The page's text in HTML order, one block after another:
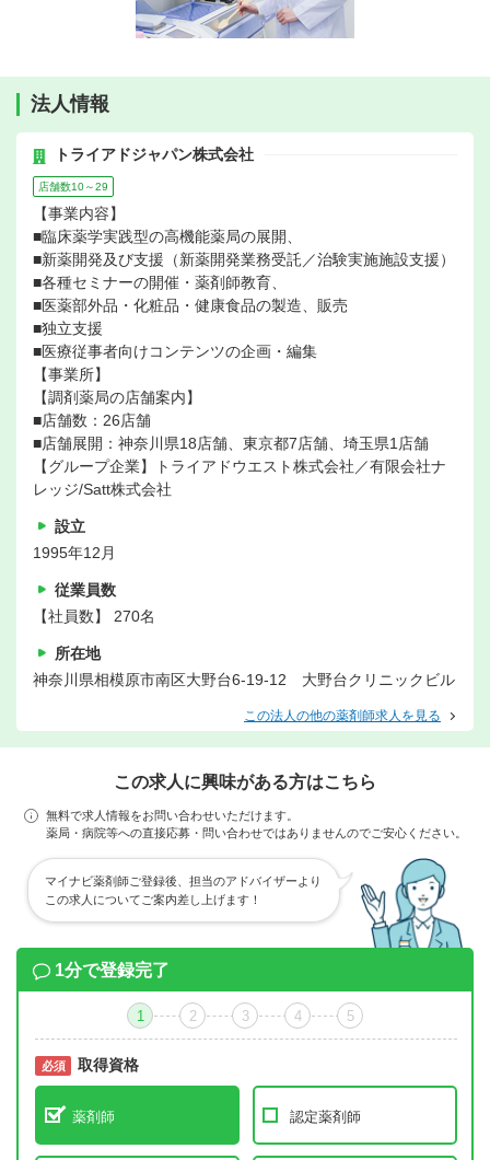
法人情報
トライアドジャパン株式会社
店舗数10～29
【事業内容】
■臨床薬学実践型の高機能薬局の展開、
■新薬開発及び支援（新薬開発業務受託／治験実施施設支援）
■各種セミナーの開催・薬剤師教育、
■医薬部外品・化粧品・健康食品の製造、販売
■独立支援
■医療従事者向けコンテンツの企画・編集
【事業所】
【調剤薬局の店舗案内】
■店舗数：26店舗
■店舗展開：神奈川県18店舗、東京都7店舗、埼玉県1店舗
【グループ企業】トライアドウエスト株式会社／有限会社ナ
レッジ/Satt株式会社
設立
1995年12月
従業員数
【社員数】 270名
所在地
神奈川県相模原市南区大野台6-19-12 大野台クリニックビル
この法人の他の薬剤師求人を見る
この求人に興味がある方はこちら
無料で求人情報をお問い合わせいただけます。
薬局・病院等への直接応募・問い合わせではありませんのでご安心ください。
マイナビ薬剤師ご登録後、担当のアドバイザーより
この求人についてご案内差し上げます！
1分で登録完了
1 2 3 4 5
必須 取得資格
薬剤師 認定薬剤師